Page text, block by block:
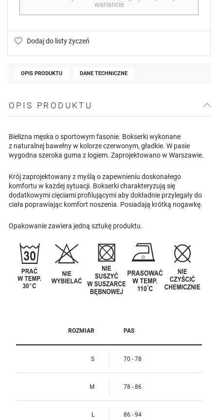
wariancie
Dodaj do listy życzeń
OPIS PRODUKTU DANE TECHNICZNE
OPIS PRODUKTU
Bielizna męska o sportowym fasonie. Bokserki wykonane
z naturalnej bawełny w kolorze czerwonym, gładkie. W pasie
wygodna szeroka guma z logiem. Zaprojektowano w Warszawie.
Krój zaprojektowany z myślą o zapewnieniu doskonałego
komfortu w każdej sytuacji. Bokserki charakteryzują się
dodatkowymi cięciami profilującymi aby dokładnie przylegały do
ciała poprawiając komfort noszenia. Posiadają krótką nogawkę.
Opakowanie zawiera jedną sztukę produktu.
ROZMIAR PAS
S 70 - 78
M 78 - 86
L 86 - 94